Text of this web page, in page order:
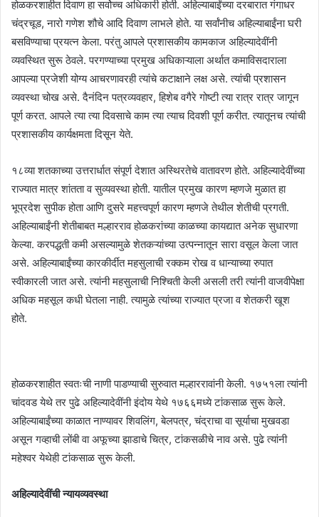
होळकरशाहीत दिवाण हा सर्वोच्च अधिकारी होती. अहिल्याबाईंच्या दरबारात गंगाधर
चंद्रचूड, नारो गणेश शौचे आदि दिवाण लाभले होते. या सर्वांनीच अहिल्याबाईंना घरी
बसविण्याचा प्रयत्न केला. परंतु आपले प्रशासकीय कामकाज अहिल्यादेवींनी
व्यवस्थित सुरू ठेवले. परगण्याच्या प्रमुख अधिकाऱ्याला अर्थात कमाविसदाराला
आपल्या प्रजेशी योग्य आचरणावरही त्यांचे कटाक्षाने लक्ष असे. त्यांची प्रशासन
व्यवस्था चोख असे. दैनंदिन पत्रव्यवहार, हिशेब वगैरे गोष्टी त्या रात्र रात्र जागून
पूर्ण करत. आपले त्या त्या दिवसाचे काम त्या त्याच दिवशी पूर्ण करीत. त्यातूनच त्यांची
प्रशासकीय कार्यक्षमता दिसून येते.
१८व्या शतकाच्या उत्तरार्धात संपूर्ण देशात अस्थिरतेचे वातावरण होते. अहिल्यादेवींच्या
राज्यात मात्र शांतता व सुव्यवस्था होती. यातील प्रमुख कारण म्हणजे मुळात हा
भूप्रदेश सुपीक होता आणि दुसरे महत्त्वपूर्ण कारण म्हणजे तेथील शेतीची प्रगती.
अहिल्याबाईंनी शेतीबाबत मल्हारराव होळकरांच्या काळच्या कायद्यात अनेक सुधारणा
केल्या. करपद्धती कमी असल्यामुळे शेतकऱ्यांच्या उत्पन्नातून सारा वसूल केला जात
असे. अहिल्याबाईंच्या कारकीर्दीत महसुलाची रक्कम रोख व धान्याच्या रुपात
स्वीकारली जात असे. त्यांनी महसुलाची निश्चिती केली असली तरी त्यांनी वाजवीपेक्षा
अधिक महसूल कधी घेतला नाही. त्यामुळे त्यांच्या राज्यात प्रजा व शेतकरी खूश
होते.
होळकरशाहीत स्वतःची नाणी पाडण्याची सुरुवात मल्हाररावांनी केली. १७५१ला त्यांनी
चांदवड येथे तर पुढे अहिल्यादेवींनी इंदोय येथे १७६६मध्ये टांकसाळ सुरू केले.
अहिल्याबाईंच्या काळात नाण्यावर शिवलिंग, बेलपत्र, चंद्राचा वा सूर्याचा मुखवडा
असून गव्हाची लोंबी वा अफूच्या झाडाचे चित्र, टांकसळीचे नाव असे. पुढे त्यांनी
महेश्वर येथेही टांकसाळ सुरू केली.
अहिल्यादेवींची न्यायव्यवस्था